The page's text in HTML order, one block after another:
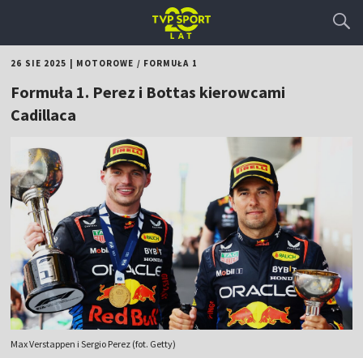
26 SIE 2025 MOTOROWE / FORMUŁA 1
Formuła 1. Perez i Bottas kierowcami
Cadillaca
Max Verstappen i Sergio Perez (fot. Getty)